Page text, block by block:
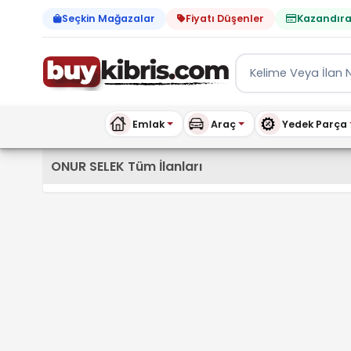
Seçkin Mağazalar Fiyatı Düşenler
Emlak Araç Yedek Parça
Kıbrıs İlan Platformu |
ONUR SELEK Tüm İlanları